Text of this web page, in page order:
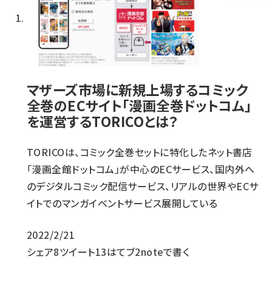
マザーズ市場に新規上場するコミック
全巻のECサイト「漫画全巻ドットコム」
を運営するTORICOとは？
TORICOは、コミック全巻セットに特化したネット書店
「漫画全館ドットコム」が中心のECサービス、国内外へ
のデジタルコミック配信サービス、リアルの世界やECサ
イトでのマンガイベントサービス展開している
2022/2/21
シェア8ツイート13はてブ2noteで書く